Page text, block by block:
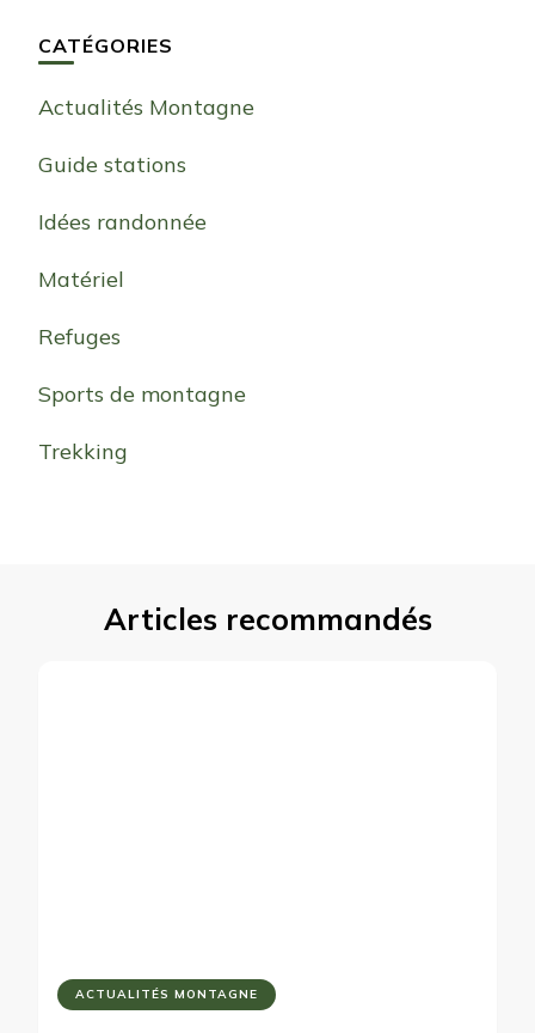
CATÉGORIES
Actualités Montagne
Guide stations
Idées randonnée
Matériel
Refuges
Sports de montagne
Trekking
Articles recommandés
ACTUALITÉS MONTAGNE